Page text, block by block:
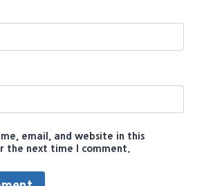
email, and website in this
the next time I comment.